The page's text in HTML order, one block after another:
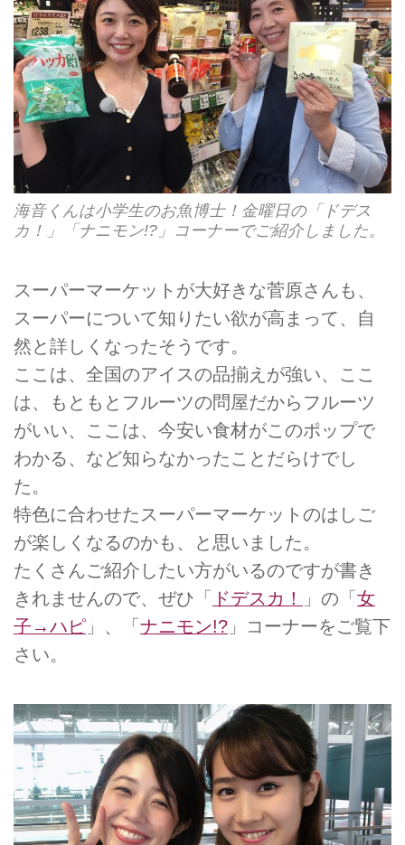
海音くんは小学生のお魚博士！金曜日の「ドデス
カ！」「ナニモン!?」コーナーでご紹介しました。
スーパーマーケットが大好きな菅原さんも、
スーパーについて知りたい欲が高まって、自
然と詳しくなったそうです。
ここは、全国のアイスの品揃えが強い、ここ
は、もともとフルーツの問屋だからフルーツ
がいい、ここは、今安い食材がこのポップで
わかる、など知らなかったことだらけでし
た。
特色に合わせたスーパーマーケットのはしご
が楽しくなるのかも、と思いました。
たくさんご紹介したい方がいるのですが書き
きれませんので、ぜひ「 ドデスカ！ 」の「女
子→ハピ 」、「ナニモン!? 」コーナーをご覧下
さい。